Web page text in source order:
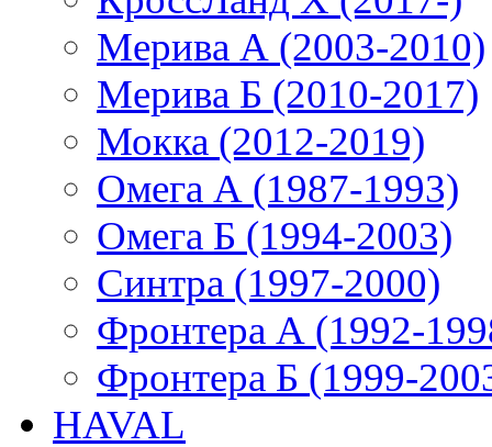
Мерива А (2003-2010)
Мерива Б (2010-2017)
Мокка (2012-2019)
Омега А (1987-1993)
Омега Б (1994-2003)
Синтра (1997-2000)
Фронтера А (1992-
Фронтера Б (1999-
HAVAL